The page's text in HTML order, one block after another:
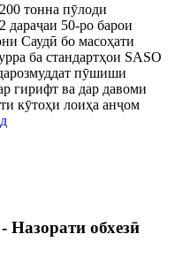
тонна пӯлоди
дараҷаи 50-ро барои
Саудӣ бо масоҳати
ба стандартҳои SASO
пӯшиши
гирифт ва дар давоми
кӯтоҳи лоиҳа анҷом
Назорати обхезӣ